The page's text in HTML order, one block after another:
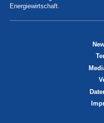
Energiewirtschaft.